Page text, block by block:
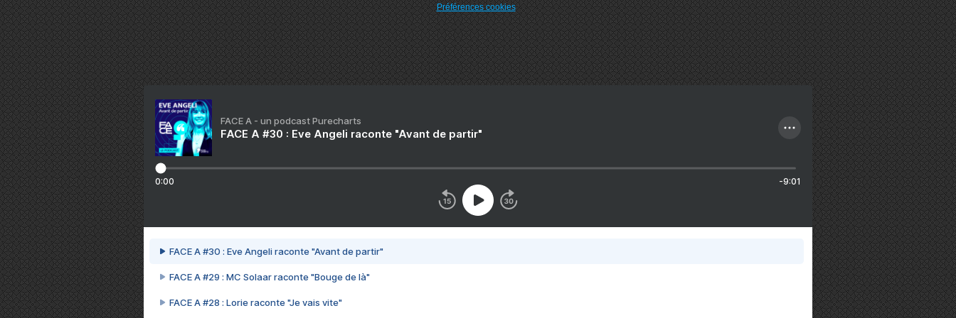
Préférences cookies
FACE A - un podcast Purecharts
FACE A #30 : Eve Angeli raconte "Avant de partir"
0:00 -9:01
FACE A #30 : Eve Angeli raconte "Avant de partir"
FACE A #29 : MC Solaar raconte "Bouge de là"
FACE A #28 : Lorie raconte "Je vais vite"